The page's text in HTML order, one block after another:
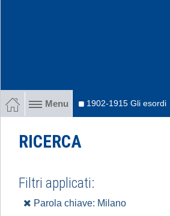
Menu 1902-1915 Gli esordi
RICERCA
Filtri applicati:
Parola chiave: Milano